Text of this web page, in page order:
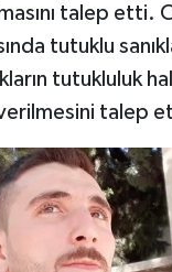
talep etti.
tutuklu
tutukluluk
talep